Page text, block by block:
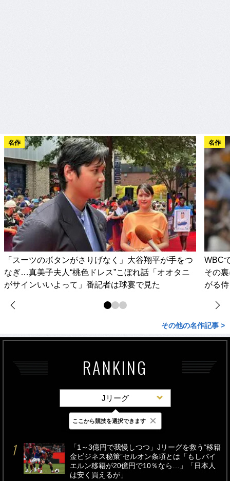
名作
「スーツのボタンがさりげなく」大谷翔平が手をつ
なぎ…真美子夫人“桃色ドレス”こぼれ話「オオタニ
がサインいいよって」番記者は球宴で見た
名作
WBC
その
がる
その他の名作記事 >
RANKING
Jリーグ
最新 24時間 週間
「1～3億円で我慢しつつ」Jリーグを救う“移籍
金ビジネス秘策”セルオン条項とは「もしバイ
エルン移籍が20億円で10％なら…」「日本人
は安く買えるが」
ここから競技を選択できます ×